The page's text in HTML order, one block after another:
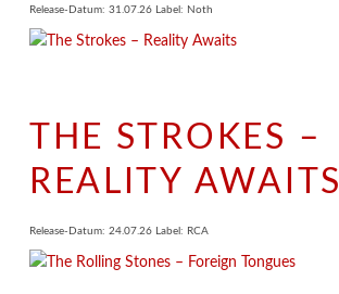
Release-Datum: 31.07.26 Label: Noth
THE STROKES –
REALITY AWAITS
Release-Datum: 24.07.26 Label: RCA